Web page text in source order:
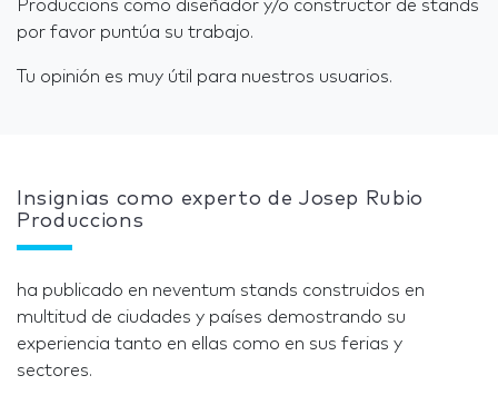
Produccions como diseñador y/o constructor de stands
por favor puntúa su trabajo.
Tu opinión es muy útil para nuestros usuarios.
Insignias como experto de Josep Rubio
Produccions
ha publicado en neventum stands construidos en
multitud de ciudades y países demostrando su
experiencia tanto en ellas como en sus ferias y
sectores.